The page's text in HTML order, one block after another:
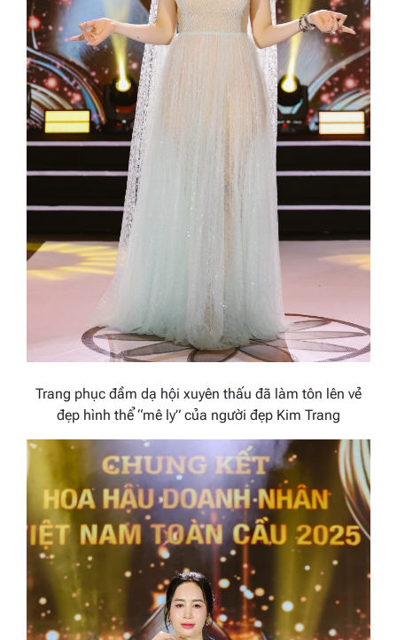
Trang phục đầm dạ hội xuyên thấu đã làm tôn lên vẻ
đẹp hình thể “mê ly” của người đẹp Kim Trang